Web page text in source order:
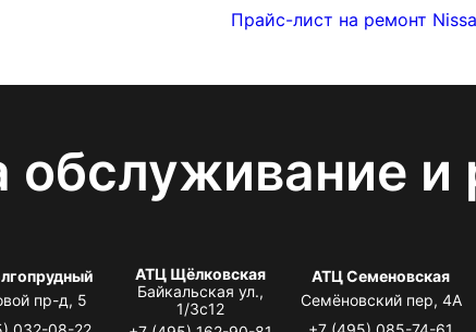
Прайс-лист на ремонт
обслуживание и
пр-д, 5
АТЦ Щёлковская
Байкальская ул.,
1/3с12
АТЦ Семеновская
Семёновский пер, 4А